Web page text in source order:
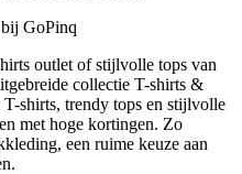
GoPinq
outlet of stijlvolle tops van
collectie T-shirts &
shirts, trendy tops en stijlvolle
met hoge kortingen. Zo
een ruime keuze aan